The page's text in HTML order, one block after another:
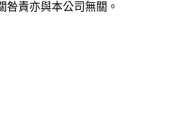
咎責亦與本公司無關。